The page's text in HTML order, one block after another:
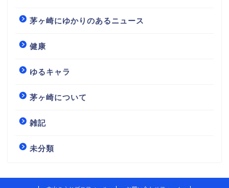
茅ヶ崎にゆかりのあるニュース
健康
ゆるキャラ
茅ヶ崎について
雑記
未分類